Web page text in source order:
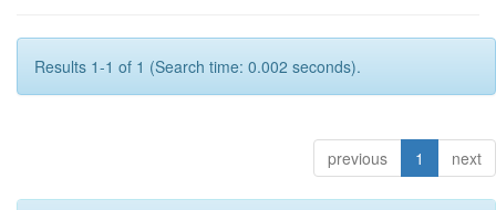
Results 1-1 of 1 (Search time: 0.002 seconds).
previous 1 next